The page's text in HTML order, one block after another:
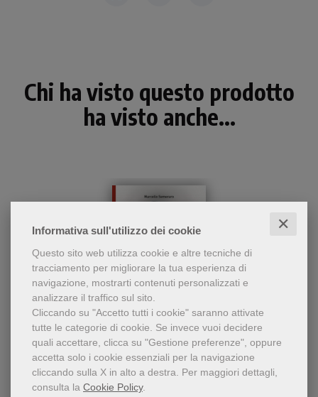
Informativa sull'utilizzo dei cookie ✕
Questo sito web utilizza cookie e altre tecniche di
tracciamento per migliorare la tua esperienza di
navigazione, mostrarti contenuti personalizzati e
analizzare il traffico sul sito.
Cliccando su "Accetto tutti i cookie" saranno attivate
tutte le categorie di cookie. Se invece vuoi decidere
quali accettare, clicca su "Gestione preferenze", oppure
accetta solo i cookie essenziali per la navigazione
cliccando sulla X in alto a destra. Per maggiori dettagli,
consulta la Cookie Policy.
Chi ha visto questo prodotto
ha visto anche...
- 5%
L'autore presenta la
biografia di Salvo
D’Acquisto a partire dalla
rete delle sue relazioni: la
famiglia, l'Arma dei
Card. Marcello Semeraro
Salvo D'Acquisto, una vita donata